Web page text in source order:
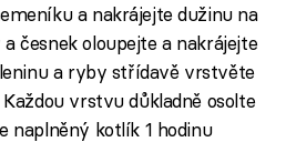
a nakrájejte dužinu na
česnek oloupejte a nakrájejte
a ryby střídavě vrstvěte
vrstvu důkladně osolte
naplněný kotlík 1 hodinu